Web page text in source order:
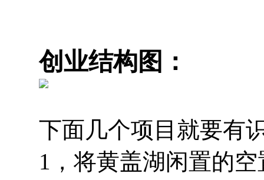
创业结构图：
下面几个项目就要有
1，将黄盖湖闲置的